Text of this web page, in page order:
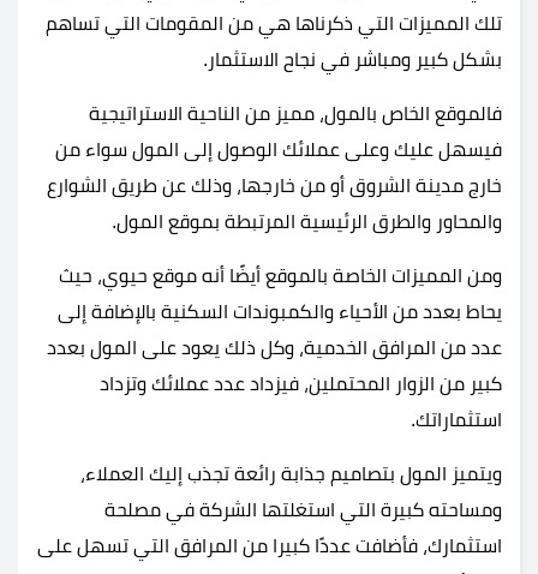
تلك المميزات التي ذكرناها هي من المقومات التي تساهم
بشكل كبير ومباشر في نجاح الاستثمار.
فالموقع الخاص بالمول، مميز من الناحية الاستراتيجية
فيسهل عليك وعلى عملائك الوصول إلى المول سواء من
خارج مدينة الشروق أو من خارجها، وذلك عن طريق الشوارع
والمحاور والطرق الرئيسية المرتبطة بموقع المول.
ومن المميزات الخاصة بالموقع أيضًا أنه موقع حيوي، حيث
يحاط بعدد من الأحياء والكمبوندات السكنية بالإضافة إلى
عدد من المرافق الخدمية، وكل ذلك يعود على المول بعدد
كبير من الزوار المحتملين، فيزداد عدد عملائك وتزداد
استثماراتك.
ويتميز المول بتصاميم جذابة رائعة تجذب إليك العملاء،
ومساحته كبيرة التي استغلتها الشركة في مصلحة
استثمارك، فأضافت عددًا كبيرا من المرافق التي تسهل على